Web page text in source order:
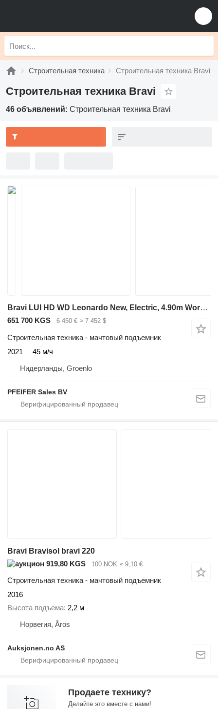
Строительная техника Строительная техника Bravi
Строительная техника Bravi
46 объявлений: Строительная техника Bravi
Bravi LUI HD WD Leonardo New, Electric, 4.90m Working He
651 700 KGS 6 450 € ≈ 7 452 $
Строительная техника - мачтовый подъемник
2021
45 м/ч
Нидерланды, Groenlo
PFEIFER Sales BV
Bravi Bravisol bravi 220
919,80 KGS
100 NOK ≈ 9,10 €
Строительная техника - мачтовый подъемник
2016
Высота подъема 2,2 м
Норвегия, Åros
Auksjonen.no AS
Продаете технику?
Делайте это вместе с нами!